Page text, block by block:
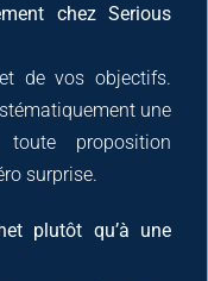
chez Serious
de vos objectifs.
une
proposition
surprise.
plutôt qu’à une